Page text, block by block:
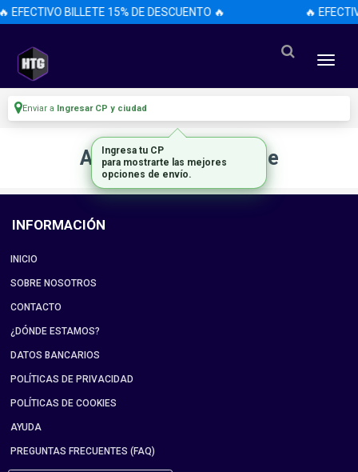
EFECTIVO BILLETE 15% DE DESCUENTO 🔥 🔥
Enviar a Ingresar CP y ciudad
Artículo no disponible
INFORMACIÓN
INICIO
SOBRE NOSOTROS
CONTACTO
¿DÓNDE ESTAMOS?
DATOS BANCARIOS
POLÍTICAS DE PRIVACIDAD
POLÍTICAS DE COOKIES
AYUDA
PREGUNTAS FRECUENTES (FAQ)
Ingresa tu CP
para mostrarte las mejores
opciones de envío.